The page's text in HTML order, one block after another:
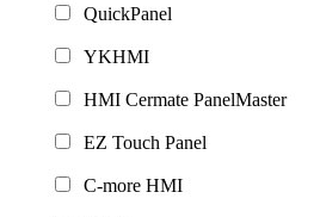
QuickPanel
YKHMI
HMI Cermate PanelMaster
EZ Touch Panel
C-more HMI